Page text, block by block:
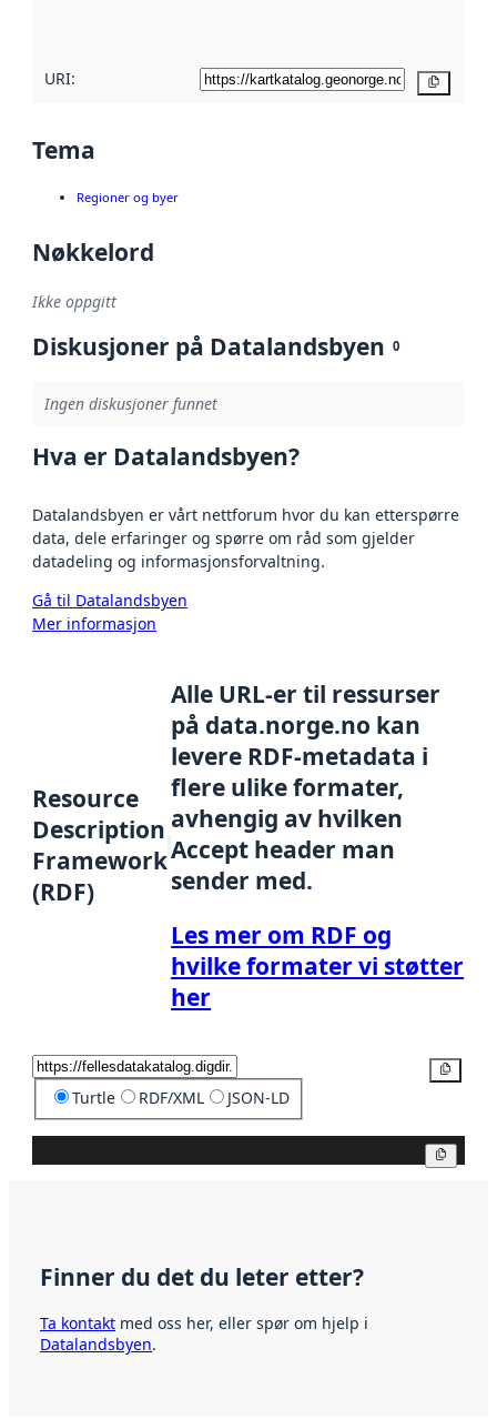
URI:
Tema
Regioner og byer
Nøkkelord
Ikke oppgitt
Diskusjoner på Datalandsbyen 0
Ingen diskusjoner funnet
Hva er Datalandsbyen?
Datalandsbyen er vårt nettforum hvor du kan etterspørre
data, dele erfaringer og spørre om råd som gjelder
datadeling og informasjonsforvaltning.
Gå til Datalandsbyen
Mer informasjon
Resource
Description
Framework
(RDF)
Alle URL-er til ressurser
på data.norge.no kan
levere RDF-metadata i
flere ulike formater,
avhengig av hvilken
Accept header man
sender med.
Les mer om RDF og
hvilke formater vi støtter
her
Turtle RDF/XML JSON-LD
Finner du det du leter etter?
Ta kontakt med oss her, eller spør om hjelp i
Datalandsbyen.